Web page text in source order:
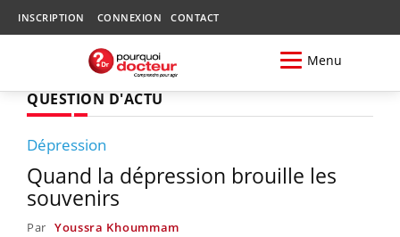
INSCRIPTION CONNEXION CONTACT
Menu
QUESTION D'ACTU
Dépression
Quand la dépression brouille les
souvenirs
Par Youssra Khoummam